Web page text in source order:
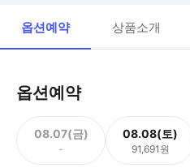
옵션예약 상품소개
옵션예약
08.07(금)
-
08.08(토)
91,691원